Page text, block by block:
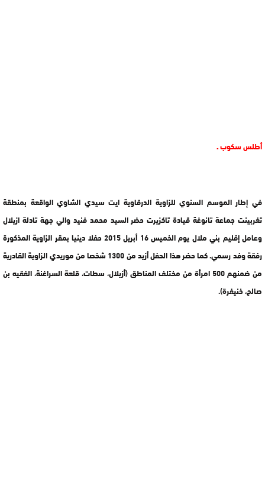
أطلس سكوب ـ
في إطار الموسم السنوي للزاوية الدرقاوية ايت سيدي الشاوي الواقعة بمنطقة
تغربينت جماعة تانوغة قيادة تاكزيرت حضر السيد محمد فنيد والي جهة تادلة ازيلال
وعامل إقليم بني ملال يوم الخميس 16 أبريل 2015 حفلا دينيا بمقر الزاوية المذكورة
رفقة وفد رسمي. كما حضر هذا الحفل أزيد من 1300 شخصا من موريدي الزاوية القادرية
من ضمنهم 500 امرأة من مختلف المناطق (أزيلال، سطات، قلعة السراغنة، الفقيه بن
صالح، خنيفرة).